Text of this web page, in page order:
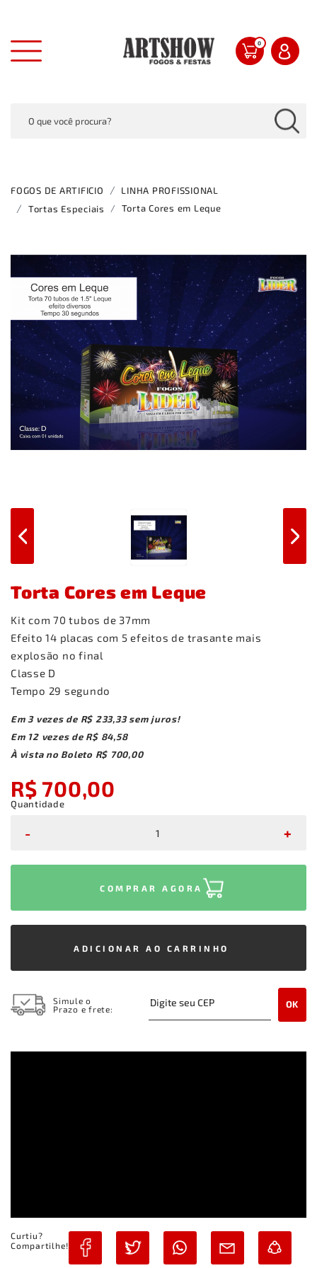
0
FOGOS DE ARTIFICIO
LINHA PROFISSIONAL
Tortas Especiais
Torta Cores em Leque
Torta Cores em Leque
Kit com 70 tubos de 37mm
Efeito 14 placas com 5 efeitos de trasante mais
explosão no final
Classe D
Tempo 29 segundo
Em 3vezes de R$ 233,33sem juros!
Em 12vezes de R$ 84,58
À vista no Boleto R$ 700,00
R$ 700,00
Quantidade
- +
COMPRAR AGORA
ADICIONAR AO CARRINHO
Simule o
Prazo e frete:
OK
Curtiu?
Compartilhe!